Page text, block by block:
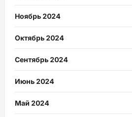
Ноябрь 2024
Октябрь 2024
Сентябрь 2024
Июнь 2024
Май 2024